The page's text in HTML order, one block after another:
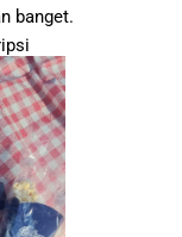
banget.